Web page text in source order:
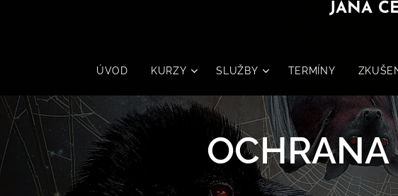
JANA
ÚVOD KURZY SLUŽBY TERMÍNY
OCHRANA